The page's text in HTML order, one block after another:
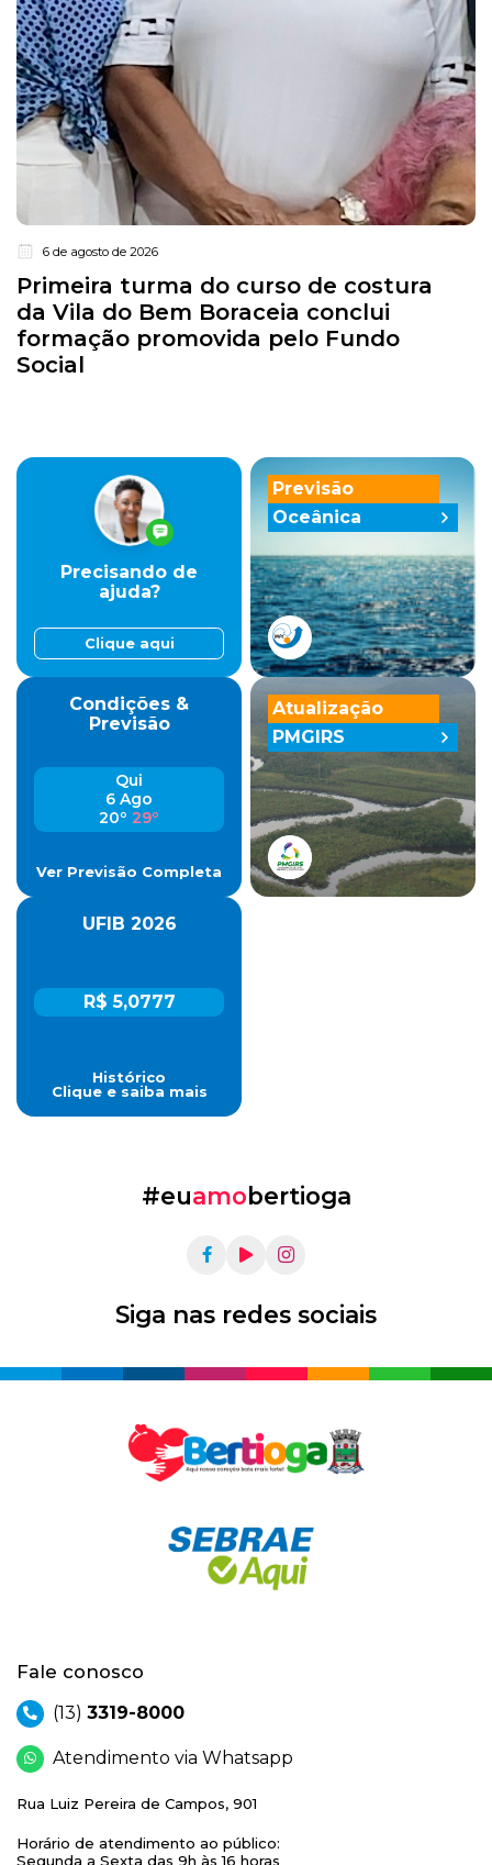
6 de agosto de 2026
Primeira turma do curso de costura
da Vila do Bem Boraceia conclui
formação promovida pelo Fundo
Social
Previsão
Oceânica
Precisando de
ajuda?
Clique aqui
Condições &
Previsão
Qui
6 Ago
20º 29º
Ver Previsão Completa
UFIB 2026
R$ 5,0777
Histórico
Clique e saiba mais
Atualização
PMGIRS
#euamobertioga
Siga nas redes sociais
Fale conosco
(13) 3319-8000
Atendimento via Whatsapp
Rua Luiz Pereira de Campos, 901
Horário de atendimento ao público:
Segunda a Sexta das 9h às 16 horas